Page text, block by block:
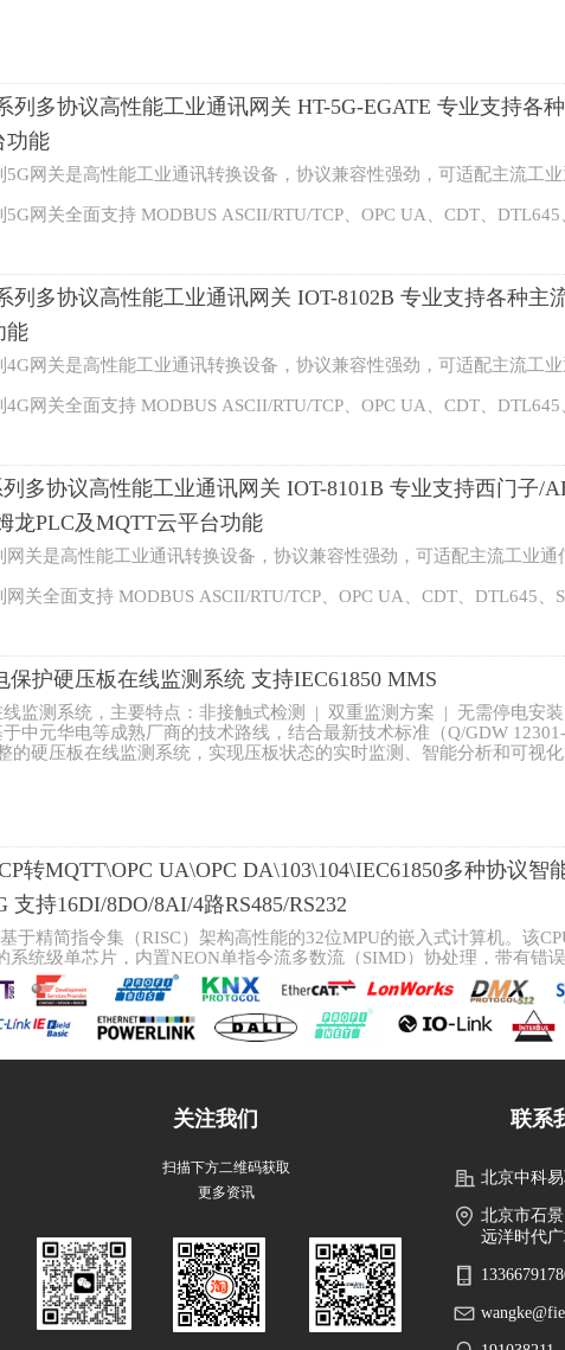
列多协议高性能工业通讯网关 HT-5G-EGATE 专业支持各
功能
5G网关是高性能工业通讯转换设备，协议兼容性强劲，可适配主流工
网关全面支持 MODBUS ASCII/RTU/TCP、OPC UA、CDT、DTL645
5G网关可高效完成多类型设备数据采集、协议互转与数据透传，轻松
互通难题。部署简单、运行稳定，适配工业产线、智能配电、物联网
列多协议高性能工业通讯网关 IOT-8102B 专业支持各种主
能
4G网关是高性能工业通讯转换设备，协议兼容性强劲，可适配主流工
网关全面支持 MODBUS ASCII/RTU/TCP、OPC UA、CDT、DTL645
4G网关可高效完成多类型设备数据采集、协议互转与数据透传，轻松
互通难题。部署简单、运行稳定，适配工业产线、智能配电、物联网
多协议高性能工业通讯网关 IOT-8101B 专业支持西门子/
龙PLC及MQTT云平台功能
网关是高性能工业通讯转换设备，协议兼容性强劲，可适配主流工业通
关全面支持 MODBUS ASCII/RTU/TCP、OPC UA、CDT、DTL645、
网关可高效完成多类型设备数据采集、协议互转与数据透传，轻松解决
通难题。部署简单、运行稳定，适配工业产线、智能配电、物联网运
保护硬压板在线监测系统 支持IEC61850 MMS
线监测系统，主要特点：非接触式检测 | 双重监测方案 | 无需停电安
中元华电等成熟厂商的技术路线，结合最新技术标准（Q/GDW
的硬压板在线监测系统，实现压板状态的实时监测、智能分析和可视化
转MQTT\OPC UA\OPC DA\103\104\IEC61850多种协议智
网关 IOT-1608G 支持16DI/8DO/8AI/4路RS485/RS232
于精简指令集（RISC）架构高性能的32位MPU的嵌入式计算机。该
系统级单芯片，内置NEON单指令流多数流（SIMD）协处理，带有错
存，最高支持1GHz的频率。
行环境与设备状态监测终端提供4路可选RS485/RS232通讯，4路独立
2路有线10M/100M自适应工业以太网接口，支持多种通讯方式；8路
和8路DO接口；全系统全独立的接口通讯状态指示。具有低功耗、高
，全工业级器件适用于通讯集中网络、工业控制、集中数据采集、环
转MQTT\OPC UA\DTL645多种协议 可编程智能物联网网
关系列产品是为局域网、互联网应用而设计的通讯解决方案。
。
供电，集成丰富的接口，1个485和1个232串口，2个百兆以太网口，方
卡座可扩展32G，支持3G/4G联通卡。
MODBUS TCP协议。
转MQTT协议 可编程智能物联网网关 HGATEWAY-M1-
网关系列产品是为局域网、互联网应用而设计的通讯解决方案。
嵌入式低功耗网关，该产品是一套以ARM9低功耗嵌入式CPU为核心(主
关。
电，集成丰富的接口，1个485和1个232串口，2个百兆以太网口，方便
关注我们
扫描下方二维码获取
更多资讯
北京中科
北京市石
远洋时代
联系